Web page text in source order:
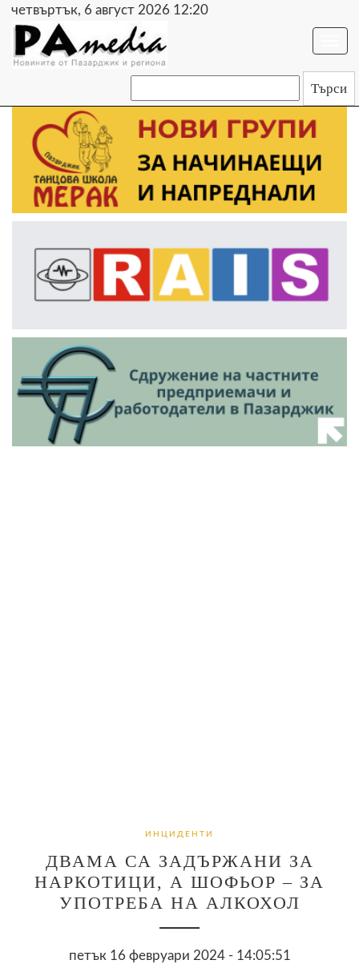
четвъртък, 6 август 2026 12:20
ИНЦИДЕНТИ
ДВАМА СА ЗАДЪРЖАНИ ЗА
НАРКОТИЦИ, А ШОФЬОР – ЗА
УПОТРЕБА НА АЛКОХОЛ
петък 16 февруари 2024 - 14:05:51